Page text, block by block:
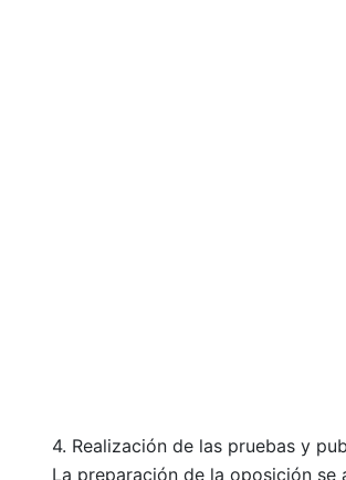
4. Realización de las pruebas y
La preparación de la oposición se